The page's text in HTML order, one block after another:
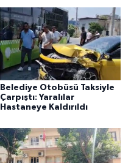
Belediye Otobüsü Taksiyle
Çarpıştı: Yaralılar
Hastaneye Kaldırıldı